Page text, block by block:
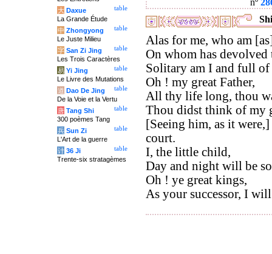
nº
Alas for me, who am
On whom has devolved
Solitary am I and full of
Oh ! my great Father,
All thy life long, thou
Thou didst think of my
[Seeing him, as it
court.
I, the little child,
Day and night will be
Oh ! ye great kings,
As your successor, I
table
大 Daxue
La Grande Étude
table
中 Zhongyong
Le Juste Milieu
table
字 San Zi Jing
Les Trois Caractères
table
易 Yi Jing
Le Livre des Mutations
table
道 Dao De Jing
De la Voie et la Vertu
table
唐 Tang Shi
300 poèmes Tang
table
兵 Sun Zi
L'Art de la guerre
table
计 36 Ji
Trente-six stratagèmes